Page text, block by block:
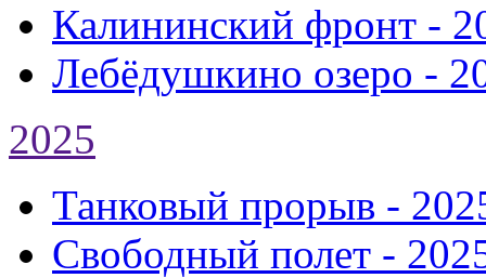
Калининский фронт -
Лебёдушкино озеро -
2025
Танковый прорыв -
Свободный полет -